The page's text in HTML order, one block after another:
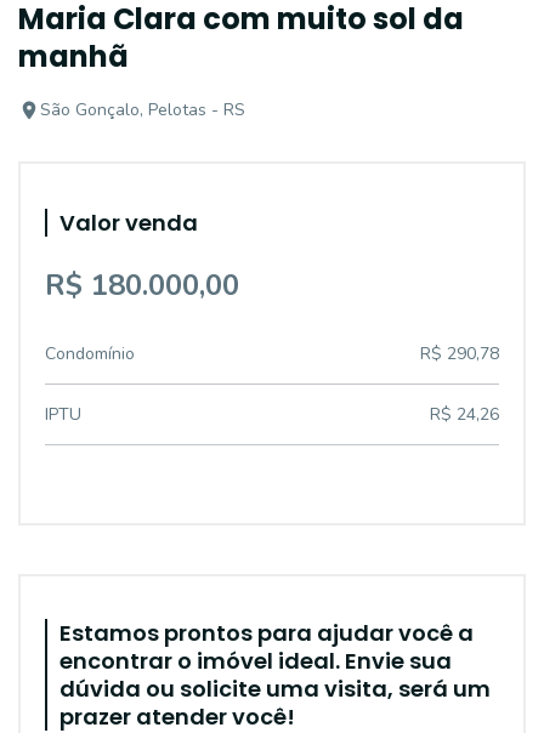
Maria Clara com muito sol da
manhã
São Gonçalo, Pelotas - RS
Valor venda
R$ 180.000,00
Condomínio R$ 290,78
IPTU R$ 24,26
Estamos prontos para ajudar você a
encontrar o imóvel ideal. Envie sua
dúvida ou solicite uma visita, será um
prazer atender você!